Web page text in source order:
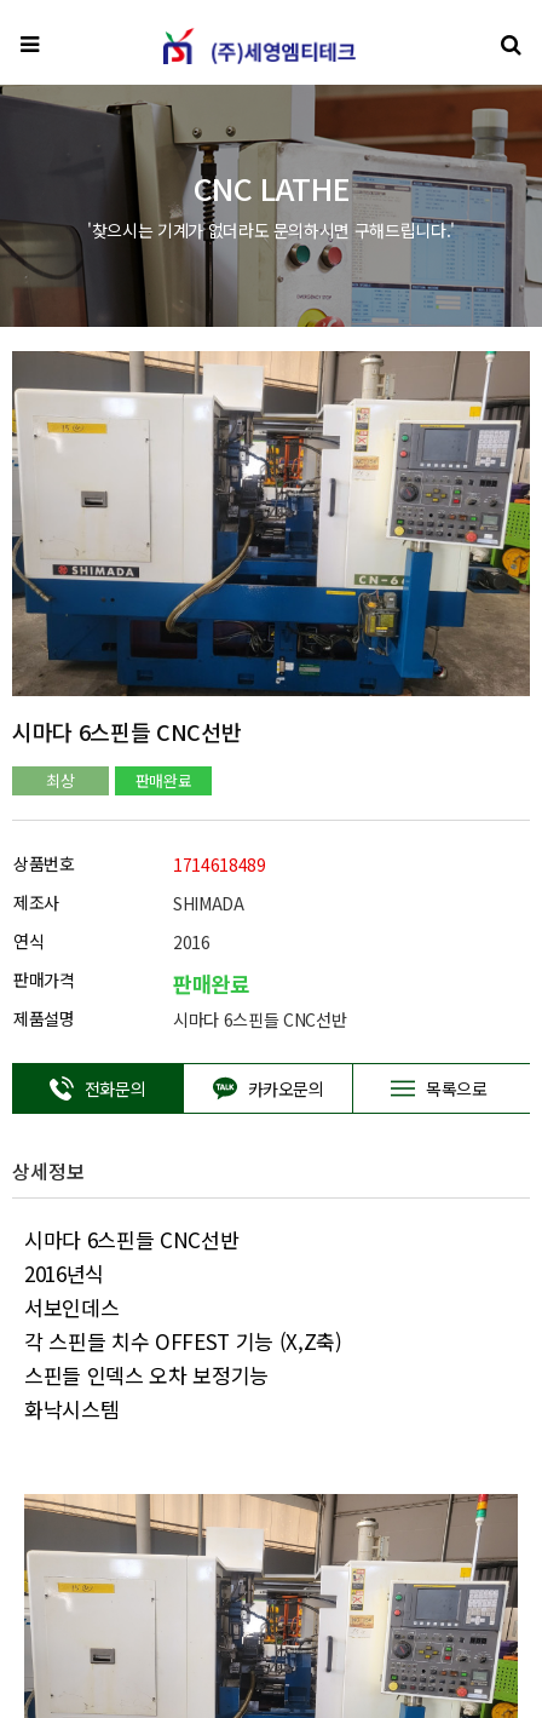
메뉴
CNC LATHE
'찾으시는 기계가 없더라도 문의하시면 구해드립니다.'
시마다 6스핀들 CNC선반
최상 판매완료
상품번호
1714618489
제조사
SHIMADA
연식
2016
판매가격
판매완료
제품설명 시마다 6스핀들 CNC선반
전화문의 카카오문의 목록으로
상세정보
시마다 6스핀들 CNC선반
2016년식
서보인데스
각 스핀들 치수 OFFEST 기능 (X,Z축)
스핀들 인덱스 오차 보정기능
화낙시스템